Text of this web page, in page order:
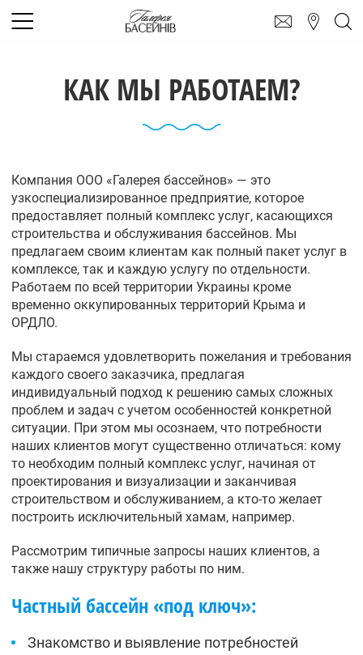
КАК МЫ РАБОТАЕМ?
Компания ООО «Галерея бассейнов» — это
узкоспециализированное предприятие, которое
предоставляет полный комплекс услуг, касающихся
строительства и обслуживания бассейнов. Мы
предлагаем своим клиентам как полный пакет услуг в
комплексе, так и каждую услугу по отдельности.
Работаем по всей территории Украины кроме
временно оккупированных территорий Крыма и
ОРДЛО.
Мы стараемся удовлетворить пожелания и требования
каждого своего заказчика, предлагая
индивидуальный подход к решению самых сложных
проблем и задач с учетом особенностей конкретной
ситуации. При этом мы осознаем, что потребности
наших клиентов могут существенно отличаться: кому
то необходим полный комплекс услуг, начиная от
проектирования и визуализации и заканчивая
строительством и обслуживанием, а кто-то желает
построить исключительный хамам, например.
Рассмотрим типичные запросы наших клиентов, а
также нашу структуру работы по ним.
Частный бассейн «под ключ»:
Знакомство и выявление потребностей